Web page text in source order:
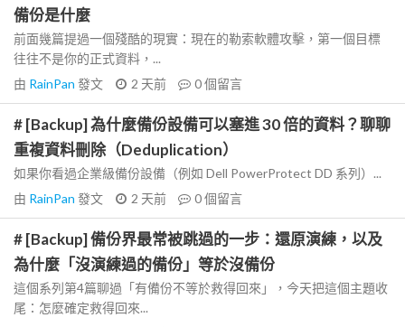
備份是什麼
前面幾篇提過一個殘酷的現實：現在的勒索軟體攻擊，第一個目標
往往不是你的正式資料，...
由 RainPan 發文 2 天前 0個留言
# [Backup] 為什麼備份設備可以塞進 30 倍的資料？聊聊
重複資料刪除（Deduplication）
如果你看過企業級備份設備（例如 Dell PowerProtect DD 系列）...
由 RainPan 發文 2 天前 0個留言
# [Backup] 備份界最常被跳過的一步：還原演練，以及
為什麼「沒演練過的備份」等於沒備份
這個系列第4篇聊過「有備份不等於救得回來」，今天把這個主題收
尾：怎麼確定救得回來...